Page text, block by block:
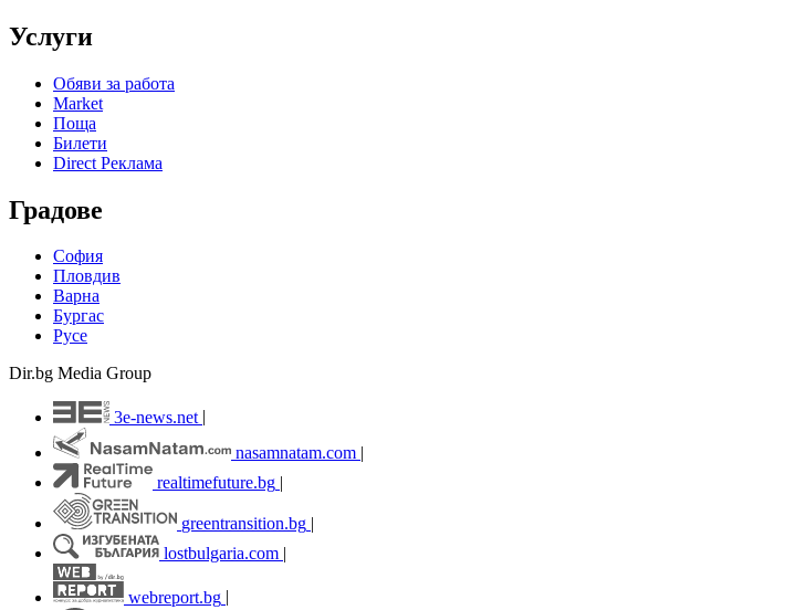
Услуги
Обяви за работа
Market
Поща
Билети
Direct Реклама
Градове
София
Пловдив
Варна
Бургас
Русе
Dir.bg Media Group
3e-news.net
nasamnatam.com |
realtimefuture.bg |
greentransition.bg |
lostbulgaria.com |
webreport.bg